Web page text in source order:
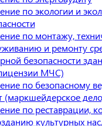
по экологии и
по монтажу,
и ремонту
безопасности
МЧС)
по безопасному
(маркшейдерское
по реставрации,
культурных